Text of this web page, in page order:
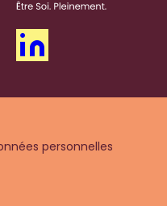
personnelles